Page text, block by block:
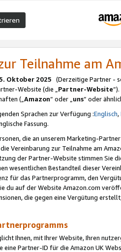
Teilnahme am
Oktober 2025 (Derzeitige Partner -
Website (die „Partner-Website
(„Amazon“ oder „uns“ oder
Sprachen zur Verfügung :Englisch,
Fassung.
die an unserem Marketing-
die Vereinbarung zur Teilnahme am
der Partner-Website stimmen Sie
wesentlichen Bestandteil dieser
für das Partnerprogramm, den
du auf der Website Amazon.com
die gegen eine Vergütung
Ihnen, mit Ihrer Website, Ihren
Partner-ID für die Amazon UK